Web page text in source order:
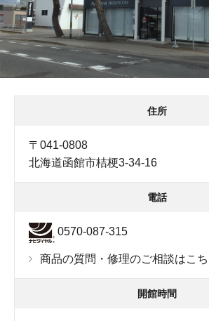
住所
〒041-0808
北海道函館市桔梗3-34-16
電話
0570-087-315
商品の質問・修理のご相談はこ
開館時間